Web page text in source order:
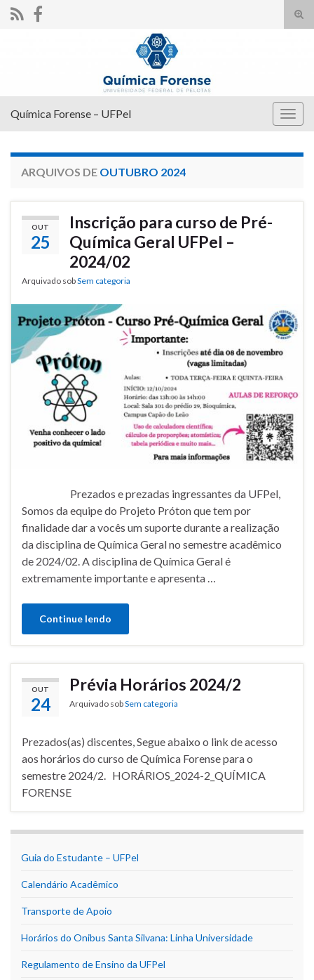
Química Forense – UFPel
ARQUIVOS DE OUTUBRO 2024
OUT
25
Inscrição para curso de Pré-
Química Geral UFPel –
2024/02
Arquivado sobSem categoria
Prezados e prezadas ingressantes da UFPel,
Somos da equipe do Projeto Próton que tem por
finalidade dar a vocês um suporte durante a realização
da disciplina de Química Geral no semestre acadêmico
de 2024/02. A disciplina de Química Geral é
extremamente importante e apresenta …
Continue lendo
OUT
24
Prévia Horários 2024/2
Arquivado sobSem categoria
Prezados(as) discentes, Segue abaixo o link de acesso
aos horários do curso de Química Forense para o
semestre 2024/2. HORÁRIOS_2024-2_QUÍMICA
FORENSE
Guia do Estudante – UFPel
Calendário Acadêmico
Transporte de Apoio
Horários do Onibus Santa Silvana: Linha Universidade
Regulamento de Ensino da UFPel